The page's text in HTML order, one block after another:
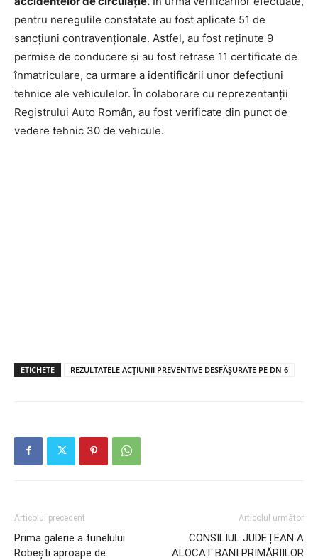
pentru neregulile constatate au fost aplicate 51 de
sancțiuni contravenționale. Astfel, au fost reținute 9
permise de conducere și au fost retrase 11 certificate de
înmatriculare, ca urmare a identificării unor defecțiuni
tehnice ale vehiculelor. În colaborare cu reprezentanții
Registrului Auto Român, au fost verificate din punct de
vedere tehnic 30 de vehicule.
ETICHETE REZULTATELE ACȚIUNII PREVENTIVE DESFĂȘURATE PE DN 6
Articolul precedent
Prima galerie a tunelului
Robești aproape de
Articolul următor
CONSILIUL JUDEȚEAN A
ALOCAT BANI PRIMĂRIILOR